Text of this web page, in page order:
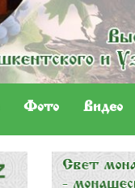
Фото Видео